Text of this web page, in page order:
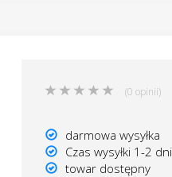
(0 opinii)
darmowa wysyłka
Czas wysyłki 1-2 dni
towar dostępny